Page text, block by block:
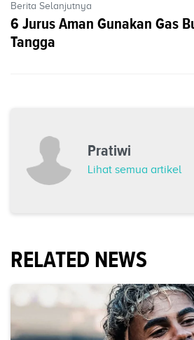
Berita Selanjutnya
6 Jurus Aman Gunakan Gas
Tangga
Pratiwi
Lihat semua artikel
RELATED NEWS